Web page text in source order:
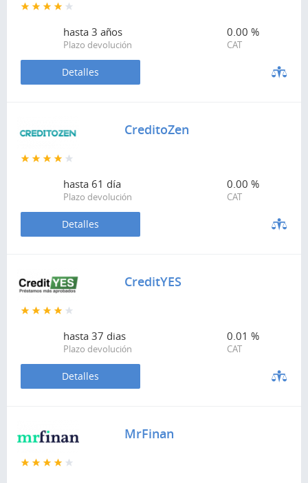
hasta 3 años
Plazo devolución
0.00 %
CAT
Detalles
CreditoZen
hasta 61 día
Plazo devolución
0.00 %
CAT
Detalles
CreditYES
hasta 37 dias
Plazo devolución
0.01 %
CAT
Detalles
MrFinan